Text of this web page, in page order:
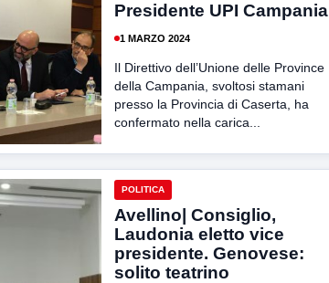
Presidente UPI Campania
1 MARZO 2024
Il Direttivo dell’Unione delle Province
della Campania, svoltosi stamani
presso la Provincia di Caserta, ha
confermato nella carica...
POLITICA
Avellino| Consiglio,
Laudonia eletto vice
presidente. Genovese:
solito teatrino